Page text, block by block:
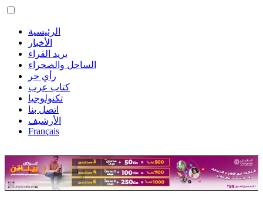
الرئيسية
الأخبار
بريد القراء
الساحل والصحراء
رأي حر
كتاب عرب
تكنولوجيا
اتصل بنا
الأرشيف
Français